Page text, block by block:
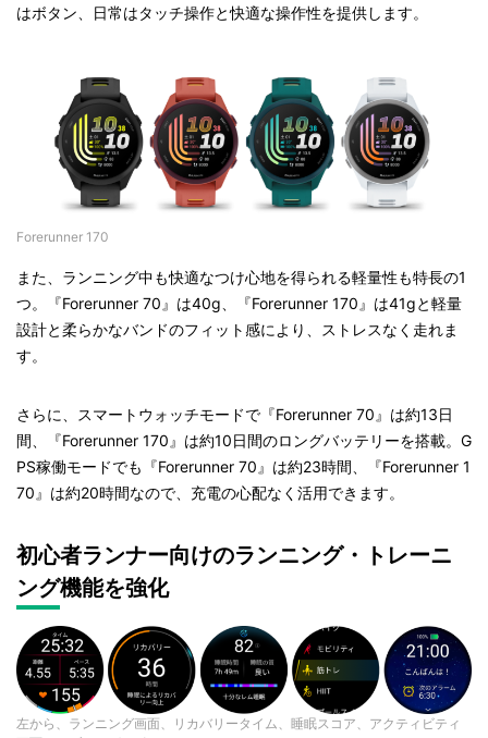
はボタン、日常はタッチ操作と快適な操作性を提供します。
Forerunner 170
また、ランニング中も快適なつけ心地を得られる軽量性も特長の1
つ。『Forerunner 70』は40g、『Forerunner 170』は41gと軽量
設計と柔らかなバンドのフィット感により、ストレスなく走れま
す。
さらに、スマートウォッチモードで『Forerunner 70』は約13日
間、『Forerunner 170』は約10日間のロングバッテリーを搭載。G
PS稼働モードでも『Forerunner 70』は約23時間、『Forerunner 1
70』は約20時間なので、充電の心配なく活用できます。
初心者ランナー向けのランニング・トレーニ
ング機能を強化
左から、ランニング画面、リカバリータイム、睡眠スコア、アクティビティ